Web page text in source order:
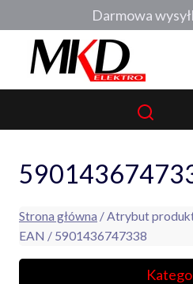
do
Strona główna / Atrybut
EAN / 5901436747338
Darmowa